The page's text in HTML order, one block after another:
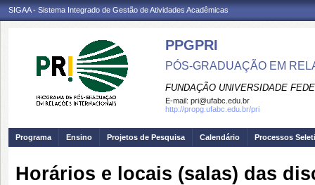
SIGAA - Sistema Integrado de Gestão de Atividades Acadêmicas
PPGPRI
PÓS-GRADUAÇÃO EM
FUNDAÇÃO UNIVERSIDADE
E-mail: pri@ufabc.edu.br
http://propg.ufabc.edu.br/pri
Programa Ensino Projetos de Pesquisa Calendário Processos
Horários e locais (salas) das